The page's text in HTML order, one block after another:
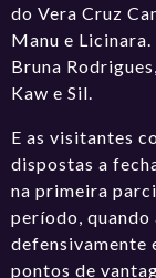
do Vera Cruz
Manu e
Bruna
Kaw e Sil.
E as visitantes
dispostas a
na primeira
período, quando
defensivamente
pontos de